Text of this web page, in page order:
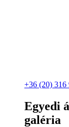
+36 (20) 316
Egyedi
galéria